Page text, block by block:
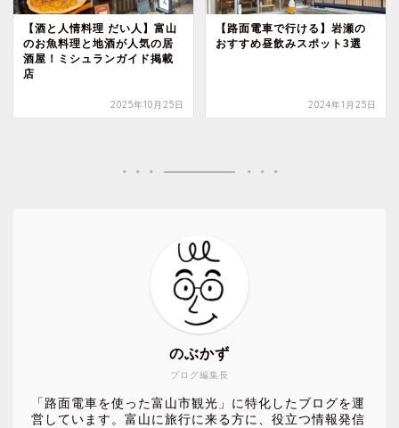
【酒と人情料理 だい人】富山
のお魚料理と地酒が人気の居
酒屋！ミシュランガイド掲載
店
2025年10月25日
【路面電車で行ける】岩瀬の
おすすめ昼飲みスポット3選
2024年1月25日
ブログ編集長
のぶかず
「路面電車を使った富山市観光」に特化したブログを運
営しています。富山に旅行に来る方に、役立つ情報発信